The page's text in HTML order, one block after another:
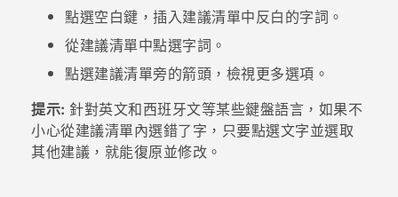
點選空白鍵，插入建議清單中反白的字詞。
從建議清單中點選字詞。
點選建議清單旁的箭頭，檢視更多選項。
提示: 針對英文和西班牙文等某些鍵盤語言，如果不
小心從建議清單內選錯了字，只要點選文字並選取
其他建議，就能復原並修改。